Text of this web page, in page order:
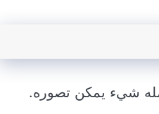
شيء يمكن تصوره.